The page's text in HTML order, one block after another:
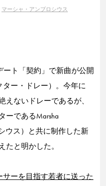
マーシャ・アンブロシウス
ート「契約」で新曲が公開
ター・ドレー）。今年に
ないドレーであるが、
ーであるMarsha
ウス）と共に制作した新
と明かした。
サーを目指す若者に送った